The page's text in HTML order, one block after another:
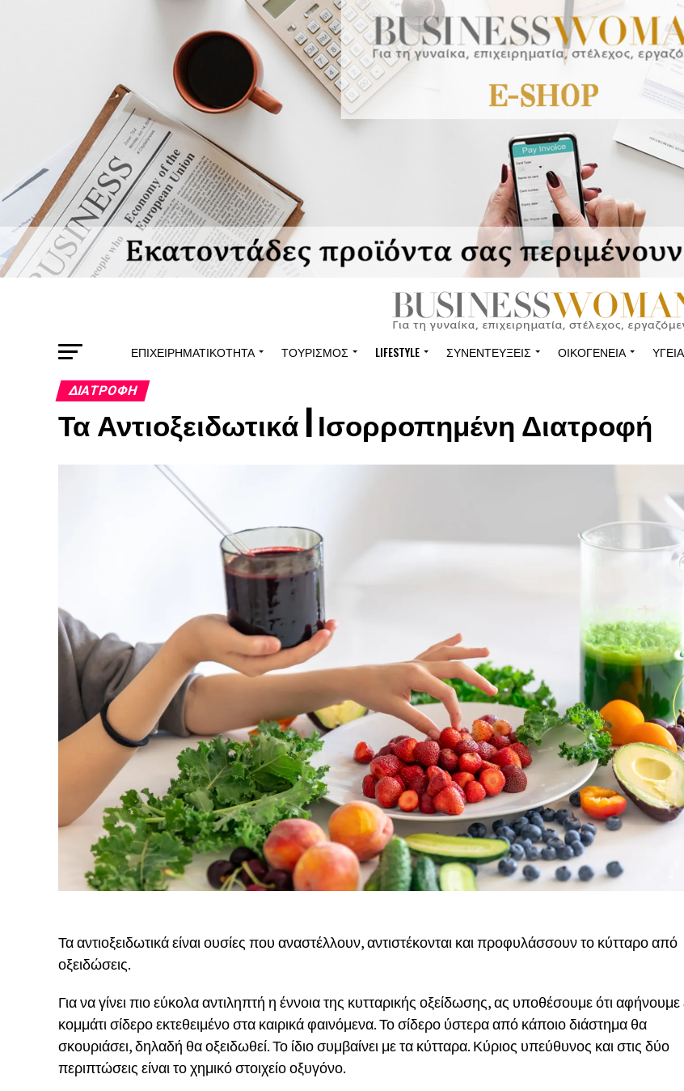
ΕΠΙΧΕΙΡΗΜΑΤΙΚΌΤΗΤΑ ΤΟΥΡΙΣΜΌΣ LIFESTYLE ΣΥΝΕΝΤΕΎΞΕΙΣ ΟΙΚΟΓΈΝΕΙΑ ΥΓΕΊΑ
ΔΙΑΤΡΟΦΉ
Τα Αντιοξειδωτικά | Ισορροπημένη Διατροφή
Τα αντιοξειδωτικά είναι ουσίες που αναστέλλουν, αντιστέκονται και προφυλάσσουν το κύτταρο από
οξειδώσεις.
Για να γίνει πιο εύκολα αντιληπτή η έννοια της κυτταρικής οξείδωσης, ας υποθέσουμε ότι αφήνουμε
κομμάτι σίδερο εκτεθειμένο στα καιρικά φαινόμενα. Το σίδερο ύστερα από κάποιο διάστημα θα
σκουριάσει, δηλαδή θα οξειδωθεί. Το ίδιο συμβαίνει με τα κύτταρα. Κύριος υπεύθυνος και στις δύο
περιπτώσεις είναι το χημικό στοιχείο οξυγόνο.